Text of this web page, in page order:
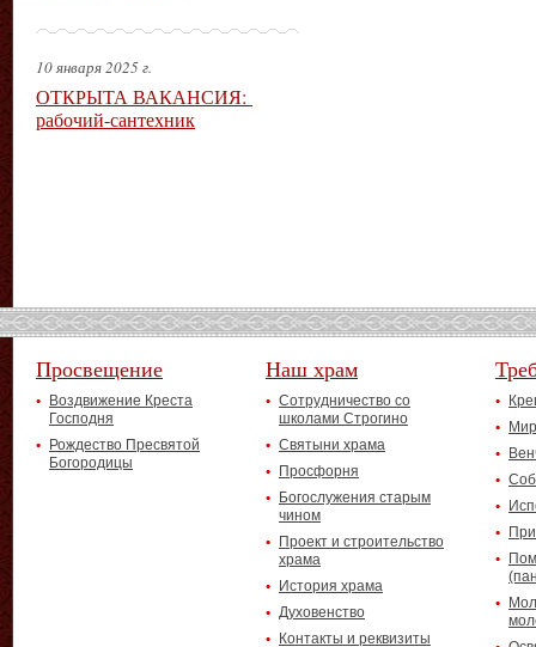
10 января 2025 г.
ОТКРЫТА ВАКАНСИЯ:
рабочий-сантехник
Просвещение
Воздвижение Креста
Господня
Рождество Пресвятой
Богородицы
Наш храм
Сотрудничество со
школами Строгино
Святыни храма
Просфорня
Богослужения старым
чином
Проект и строительство
храма
История храма
Духовенство
Контакты и реквизиты